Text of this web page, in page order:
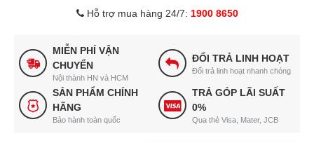
Hỗ trợ mua hàng 24/7: 1900 8650
MIỄN PHÍ VẬN
CHUYỂN
Nội thành HN và HCM
ĐỔI TRẢ LINH HOẠT
Đổi trả linh hoạt nhanh chóng
SẢN PHẨM CHÍNH
HÃNG
Bảo hành toàn quốc
TRẢ GÓP LÃI SUẤT
0%
Qua thẻ Visa, Mater, JCB